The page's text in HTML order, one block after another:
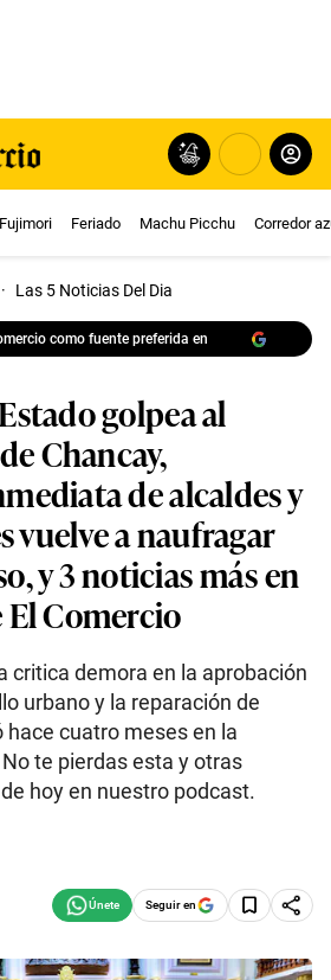
Feriado Machu Picchu Corredor
· Las 5 Noticias Del Dia
como fuente preferida en
golpea al
Chancay,
de alcaldes y
vuelve a naufragar
y 3 noticias más en
El Comercio
critica demora en la aprobación
urbano y la reparación de
hace cuatro meses en la
te pierdas esta y otras
hoy en nuestro podcast.
Seguir en